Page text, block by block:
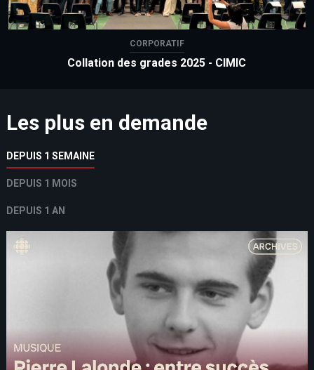
CORPORATIF
Collation des grades 2025 - CIMIC
Les plus en demande
DEPUIS 1 SEMAINE
DEPUIS 1 MOIS
DEPUIS 1 AN